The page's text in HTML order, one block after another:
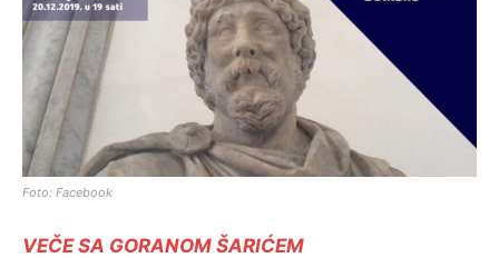
Foto: Facebook
VEČE SA GORANOM ŠARIĆEM